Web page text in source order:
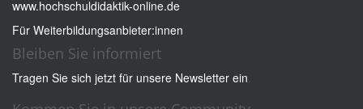
www.hochschuldidaktik-online.de
Für Weiterbildungsanbieter:innen
Bleiben Sie informiert
Tragen Sie sich jetzt für unsere Newsletter ein.